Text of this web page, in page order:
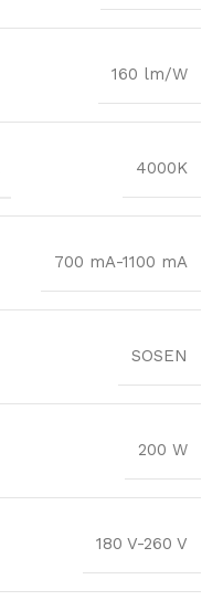
160 lm/W
4000K
700 mA-1100 mA
SOSEN
200 W
180 V-260 V